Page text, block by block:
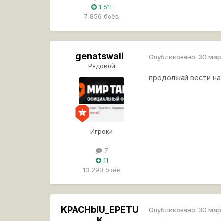
1 511
7 856 боёв
genatswali
Рядовой
Игроки
7
11
13 290 боёв
Опубликовано: 30
продолжай вести
KPACHbIU_EPETU
Опубликовано: 30